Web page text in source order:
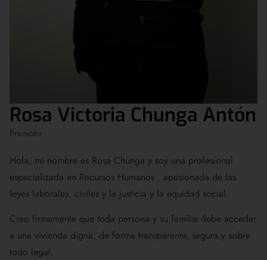
Rosa Victoria Chunga Antón
Promotor
Hola, mi nombre es Rosa Chunga y soy una profesional
especializada en Recursos Humanos , apasionada de las
leyes laborales, civiles y la justicia y la equidad social.
Creo firmemente que toda persona y su familia debe acceder
a una vivienda digna, de forma transparente, segura y sobre
todo legal.